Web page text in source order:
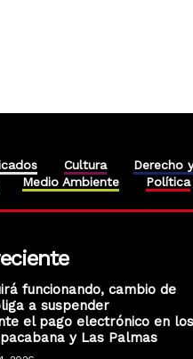
Cultura Derecho
Medio Ambiente Política
funcionando, cambio de
a suspender
el pago electrónico en los
y Las Palmas